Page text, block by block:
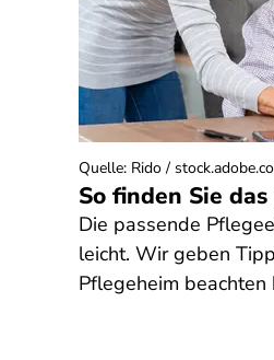
So finden Sie
Die passende
leicht. Wir geben
Pflegeheim beachten
Quelle: Rido /